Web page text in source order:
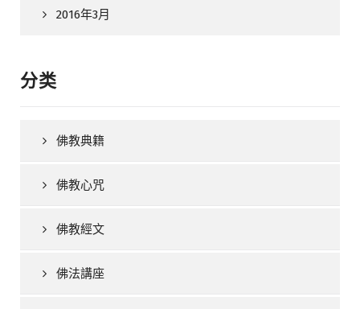
2016年3月
分类
佛教典籍
佛教心咒
佛教經文
佛法講座